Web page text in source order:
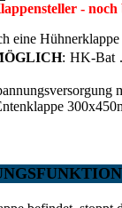
-
eine
: HK-Bat